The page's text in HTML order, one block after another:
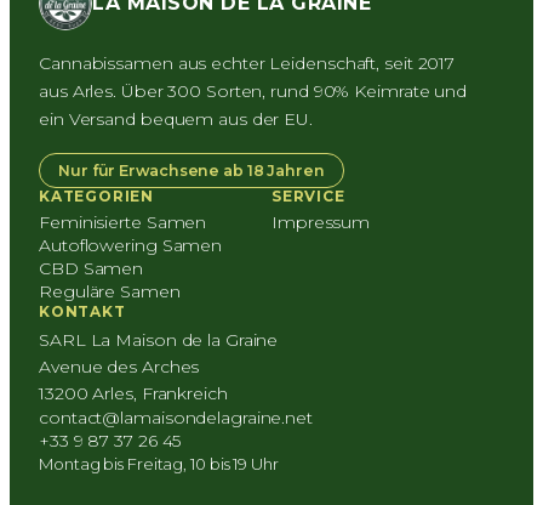
Cannabissamen aus echter Leidenschaft, seit 2017
aus Arles. Über 300 Sorten, rund 90% Keimrate und
ein Versand bequem aus der EU.
Nur für Erwachsene ab 18 Jahren
KATEGORIEN
Feminisierte Samen
Autoflowering Samen
CBD Samen
Reguläre Samen
SERVICE
Impressum
KONTAKT
SARL La Maison de la Graine
Avenue des Arches
13200 Arles, Frankreich
contact@lamaisondelagraine.net
+33 9 87 37 26 45
Montag bis Freitag, 10 bis 19 Uhr